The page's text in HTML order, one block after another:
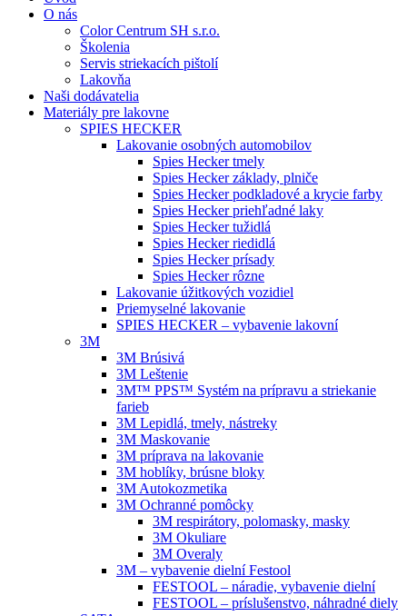
O nás
Color Centrum SH s.r.o.
Školenia
Servis striekacích pištolí
Lakovňa
Naši dodávatelia
Materiály pre lakovne
SPIES HECKER
Lakovanie osobných automobilov
Spies Hecker tmely
Spies Hecker základy, plniče
Spies Hecker podkladové a krycie farby
Spies Hecker priehľadné laky
Spies Hecker tužidlá
Spies Hecker riedidlá
Spies Hecker prísady
Spies Hecker rôzne
Lakovanie úžitkových vozidiel
Priemyselné lakovanie
SPIES HECKER – vybavenie lakovní
3M
3M Brúsivá
3M Leštenie
3M™ PPS™ Systém na prípravu a striekanie
farieb
3M Lepidlá, tmely, nástreky
3M Maskovanie
3M príprava na lakovanie
3M hoblíky, brúsne bloky
3M Autokozmetika
3M Ochranné pomôcky
3M respirátory, polomasky, masky
3M Okuliare
3M Overaly
3M – vybavenie dielní Festool
FESTOOL – náradie, vybavenie dielní
FESTOOL – príslušenstvo, náhradné diely